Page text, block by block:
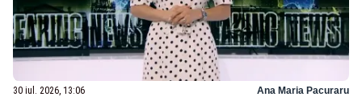
30 iul. 2026, 13:06 Ana Maria Pacuraru